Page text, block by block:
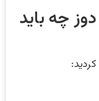
چه باید